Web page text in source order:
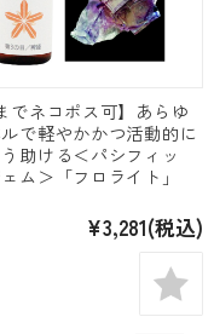
でネコポス可】あらゆ
で軽やかかつ活動的に
助ける＜パシフィッ
ム＞「フロライト」
¥3,281(税込)